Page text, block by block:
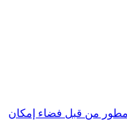
مطور من قبل فضاء إمكان